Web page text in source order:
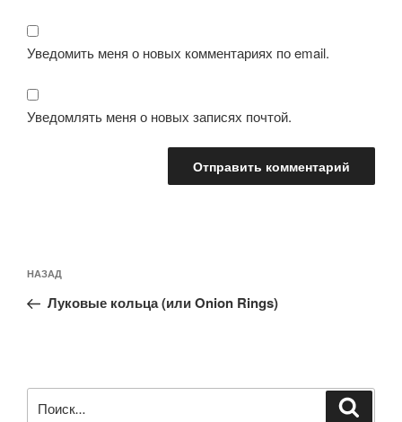
Уведомить меня о новых комментариях по email.
Уведомлять меня о новых записях почтой.
по
записям
Предыдущая
запись:
НАЗАД
Луковые кольца (или Onion Rings)